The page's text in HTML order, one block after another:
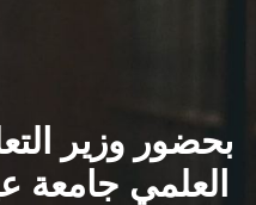
بحضور وزير
العلمي